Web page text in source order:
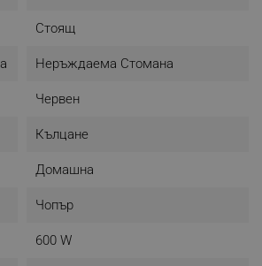
Стоящ
Неръждаема Стомана
Червен
Кълцане
Домашна
Чопър
600 W